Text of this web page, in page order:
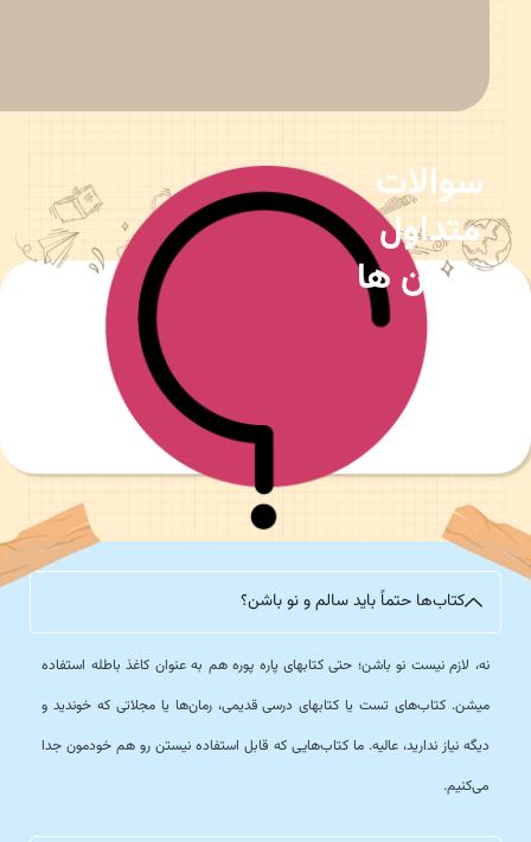
سوالات
متداول
نوجوان ها
کتاب‌ها حتماً باید سالم و نو باشن؟
نه، لازم نیست نو باشن؛ حتی کتابهای پاره پوره هم به عنوان کاغذ باطله استفاده
میشن. کتاب‌های تست یا کتابهای درسی قدیمی، رمان‌ها یا مجلاتی که خوندید و
دیگه نیاز ندارید، عالیه. ما کتاب‌هایی که قابل استفاده نیستن رو هم خودمون جدا
می‌کنیم.